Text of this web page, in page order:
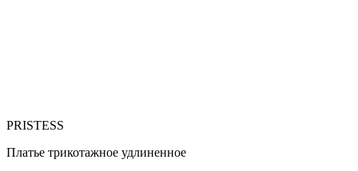
PRISTESS
Платье трикотажное удлиненное